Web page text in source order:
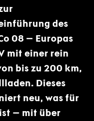
des
08 – Europas
mit einer rein
bis zu 200 km,
Dieses
neu, was für
– mit über